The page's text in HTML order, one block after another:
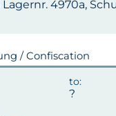
4970a,
/ Confiscation